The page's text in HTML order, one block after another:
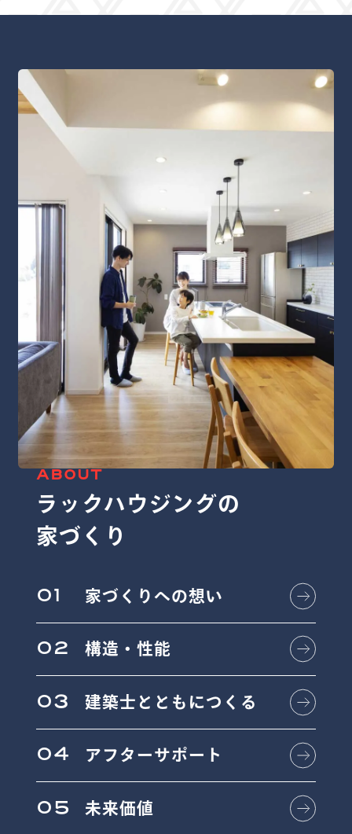
ABOUT
ラックハウジングの
家づくり
01 家づくりへの想い
02 構造・性能
03 建築士とともにつくる
04 アフターサポート
05 未来価値